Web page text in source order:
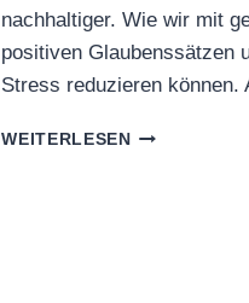
nachhaltiger. Wie wir mit
positiven Glaubenssätzen
Stress reduzieren können.
WEITERLESENVORTRAG: